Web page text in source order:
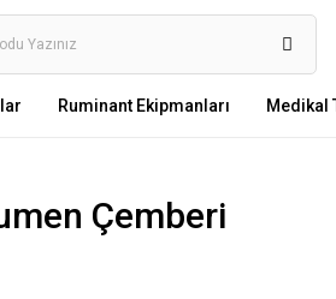
Ruminant Ekipmanları Medikal
Çemberi